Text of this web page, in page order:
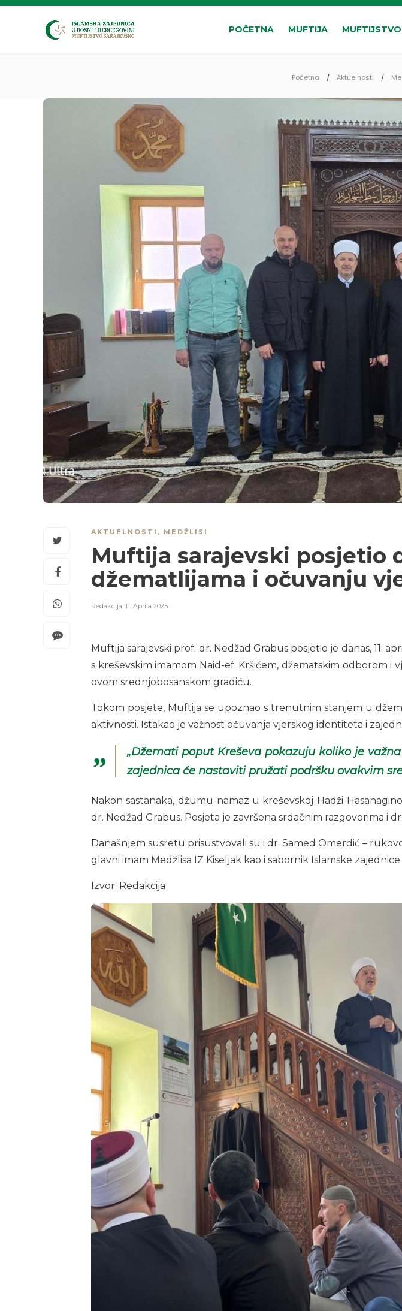
POČETNA MUFTIJA MUFTIJSTVO
Početna Aktuelnosti
AKTUELNOSTI , MEDŽLISI
Muftija sarajevski posjetio
džematlijama i očuvanju
Redakcija, 11. Aprila 2025.
Muftija sarajevski prof. dr. Nedžad Grabus posjetio je danas, 11.
s kreševskim imamom Naid-ef. Kršićem, džematskim odborom i
ovom srednjobosanskom gradiću.
Tokom posjete, Muftija se upoznao s trenutnim stanjem u
aktivnosti. Istakao je važnost očuvanja vjerskog identiteta i
„Džemati poput Kreševa pokazuju koliko je
zajednica će nastaviti pružati podršku ovakvim
Nakon sastanaka, džumu-namaz u kreševskoj Hadži-
dr. Nedžad Grabus. Posjeta je završena srdačnim razgovorima i
Današnjem susretu prisustvovali su i dr. Samed Omerdić –
glavni imam Medžlisa IZ Kiseljak kao i sabornik Islamske
Izvor: Redakcija